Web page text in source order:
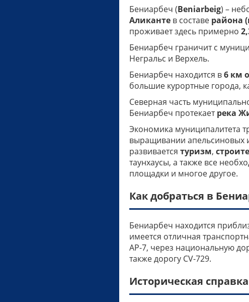
Бениарбеч (Beniarbeig) –
Аликанте в составе района
проживает здесь примерно
Бениарбеч граничит с
Негральс и Верхель.
Бениарбеч находится в6 км
большие курортные города,
Северная часть
Бениарбеч протекаетрека
Экономика муниципалитета
выращивании апельсиновых
развивается туризм,
таунхаусы, а также все
площадки и многое другое.
Как добраться в
Бениарбеч находится
имеется отличная
AP-7, через национальную
также дорогу CV-729.
Историческая справка